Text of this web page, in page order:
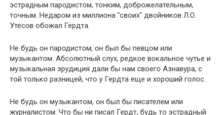
эстрадным пародистом, тонким, доброжелательным,
точным. Недаром из миллиона "своих" двойников Л.О.
Утесов обожал Гердта.
Не будь он пародистом, он был бы певцом или
музыкантом. Абсолютный слух, редкое вокальное чутье и
музыкальная эрудиция дали бы нам своего Азнавура, с
той только разницей, что у Гердта еще и хороший голос.
Не будь он музыкантом, он был бы писателем или
журналистом. Что бы ни писал Гердт, будь то эстрадный